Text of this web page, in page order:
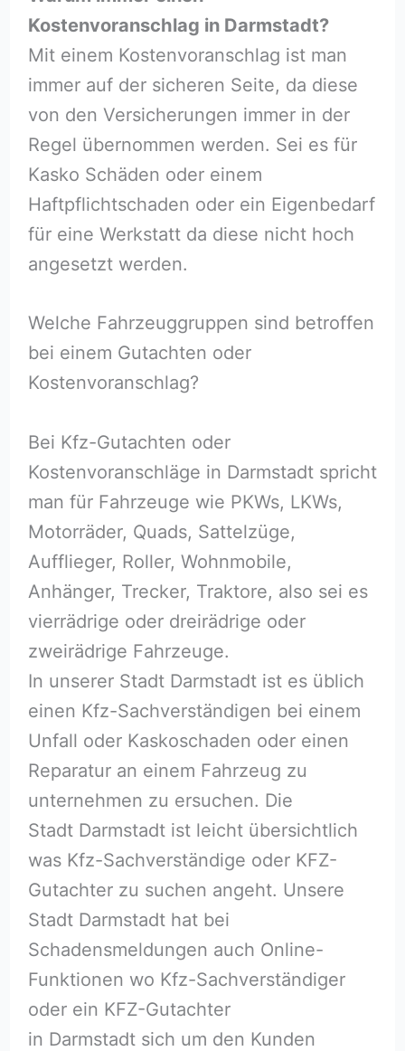
Kostenvoranschlag in Darmstadt?
Mit einem Kostenvoranschlag ist man
immer auf der sicheren Seite, da diese
von den Versicherungen immer in der
Regel übernommen werden. Sei es für
Kasko Schäden oder einem
Haftpflichtschaden oder ein Eigenbedarf
für eine Werkstatt da diese nicht hoch
angesetzt werden.
Welche Fahrzeuggruppen sind betroffen
bei einem Gutachten oder
Kostenvoranschlag?
Bei Kfz-Gutachten oder
Kostenvoranschläge in Darmstadt spricht
man für Fahrzeuge wie PKWs, LKWs,
Motorräder, Quads, Sattelzüge,
Aufflieger, Roller, Wohnmobile,
Anhänger, Trecker, Traktore, also sei es
vierrädrige oder dreirädrige oder
zweirädrige Fahrzeuge.
In unserer Stadt Darmstadt ist es üblich
einen Kfz-Sachverständigen bei einem
Unfall oder Kaskoschaden oder einen
Reparatur an einem Fahrzeug zu
unternehmen zu ersuchen. Die
Stadt Darmstadt ist leicht übersichtlich
was Kfz-Sachverständige oder KFZ-
Gutachter zu suchen angeht. Unsere
Stadt Darmstadt hat bei
Schadensmeldungen auch Online-
Funktionen wo Kfz-Sachverständiger
oder ein KFZ-Gutachter
in Darmstadt sich um den Kunden